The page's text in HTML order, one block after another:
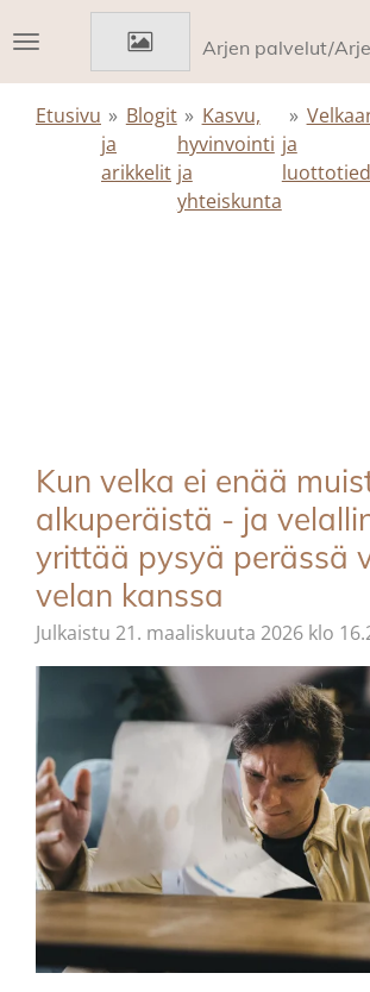
pääsisältöön
Arjen palvelut/
Etusivu » Blogit
ja
arikkelit
» Kasvu,
hyvinvointi
ja
yhteiskunta
»
ja
Kun velka ei enää
alkuperäistä - ja
yrittää pysyä perässä
velan kanssa
Julkaistu 21. maaliskuuta 2026 klo